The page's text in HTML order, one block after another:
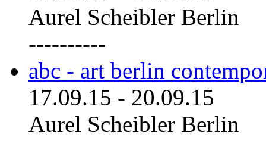
Aurel Scheibler Berlin
----------
abc - art berlin
17.09.15 - 20.09.15
Aurel Scheibler Berlin